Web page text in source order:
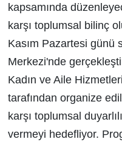
kapsamında
karşı toplumsal bilinç
Kasım Pazartesi günü
Merkezi'nde
Kadın ve Aile
tarafından organize
karşı toplumsal
vermeyi hedefliyor.